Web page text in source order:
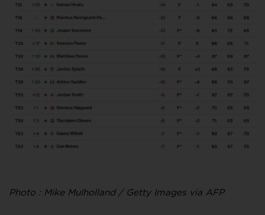
Photo : Mike Mulholland / Getty Images via AFP